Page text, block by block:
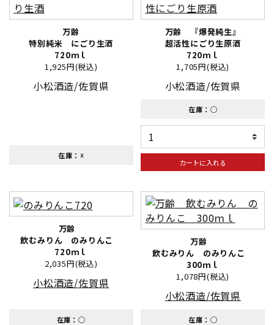
万齢
特別純米 にごり生酒
720ｍｌ
1,925円(税込)
小松酒造/佐賀県
在庫：☓
万齢 『爆発純生』
超活性にごり生原酒
720ｍｌ
1,705円(税込)
小松酒造/佐賀県
在庫：◯
カートに入れる
万齢
飲むみりん のみりんこ
720ｍｌ
2,035円(税込)
小松酒造/佐賀県
在庫：◯
万齢
飲むみりん のみりんこ
300ｍｌ
1,078円(税込)
小松酒造/佐賀県
在庫：◯